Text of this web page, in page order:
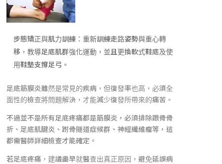
步態矯正與肌力訓練：重新訓練走路姿勢與重心轉
移，教導足底肌群強化運動，並且更換軟式鞋底及使
用鞋墊支撐足弓。
足底筋膜炎雖然是常見的疾病，但復發率也高，必須全
面性的檢查將問題解決，才能減少復發所帶來的痛苦。
不過並不是所有足底疼痛都是筋膜炎，必須排除跟骨骨
折、足底肌腱炎、跗骨隧道症候群、神經纖維瘤等，這
都需醫師詳細檢查才能確定。
若足底疼痛，建議盡早就醫查出真正原因，避免延誤病